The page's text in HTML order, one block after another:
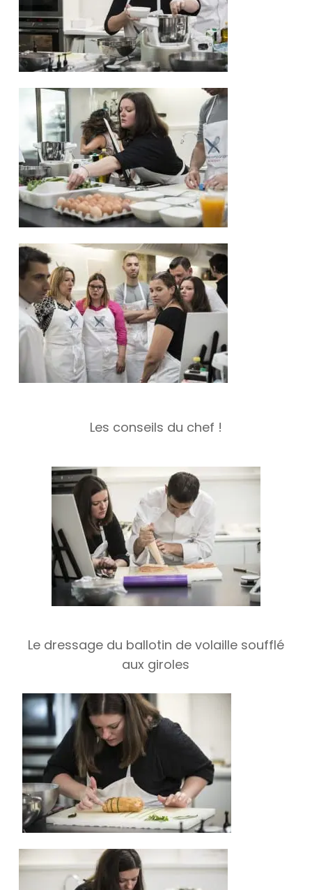
Les conseils du chef !
Le dressage du ballotin de volaille soufflé
aux giroles